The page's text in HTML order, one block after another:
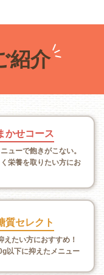
紹介
かせコース
ューで飽きがこない。
栄養を取りたい方にお
質セレクト
えたい方におすすめ！
以下に抑えたメニュー